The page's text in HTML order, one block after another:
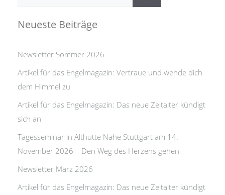
Neueste Beiträge
Newsletter Sommer 2026
Artikel für das Engelmagazin: Vertraue und wende dich
dem Himmel zu
Artikel für das Engelmagazin: Das neue Zeitalter kündigt
sich an
Tagesseminar in Althütte Nähe Stuttgart am 14.
November 2026 – Den Weg des Herzens gehen
Newsletter März 2026
Artikel für das Engelmagazin: Das neue Zeitalter kündigt